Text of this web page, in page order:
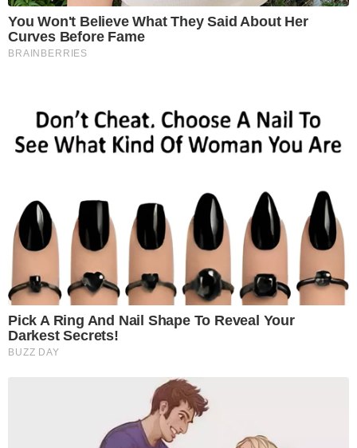
You Won't Believe What They Said About Her
Curves Before Fame
BRAINBERRIES
Pick A Ring And Nail Shape To Reveal Your
Darkest Secrets!
BUZZ DAY